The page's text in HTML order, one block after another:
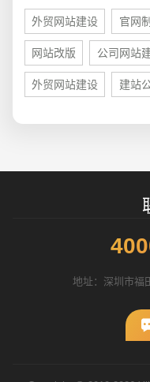
外贸网站建设 官网
网站改版 公司网站
外贸网站建设 建站
地址：深圳市福
招标